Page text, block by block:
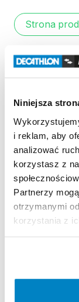
Niniejsza
i reklam, aby
analizować
korzystasz z
Partnerzy
otrzymanymi
korzystania z
Strona
Zasady
Regulamin
KAUCJA
Nie
produktu.
Wtorek: 9:00
Środa: 9:00 -